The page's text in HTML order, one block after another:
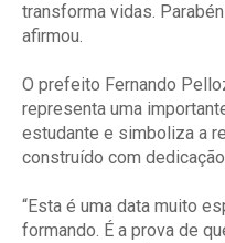
transforma vidas.
afirmou.
O prefeito Fernando
representa uma
estudante e simboliza a
construído com
“Esta é uma data muito
formando. É a prova de